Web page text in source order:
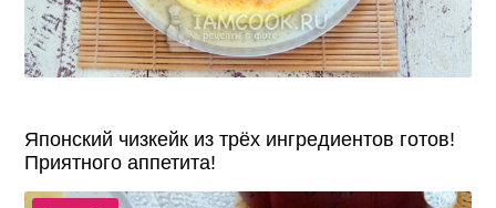
Японский чизкейк из трёх ингредиентов готов!
Приятного аппетита!